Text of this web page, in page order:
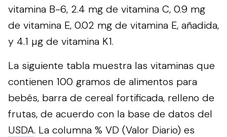
vitamina B-6, 2.4 mg de vitamina C, 0.9 mg
de vitamina E, 0.02 mg de vitamina E, añadida,
y 4.1 µg de vitamina K1.
La siguiente tabla muestra las vitaminas que
contienen 100 gramos de alimentos para
bebés, barra de cereal fortificada, relleno de
frutas, de acuerdo con la base de datos del
USDA. La columna % VD (Valor Diario) es